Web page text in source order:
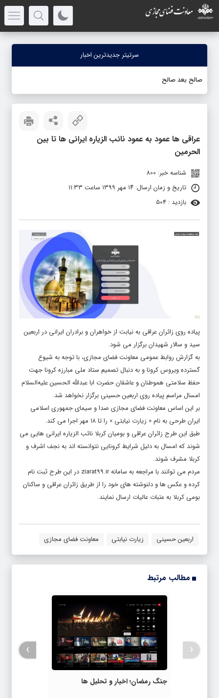
سرتیتر جدیدترین اخبار
صالح بعد صالح
عراقی ها عمود به عمود نائب الزیاره ایرانی ها تا بین
الحرمین
شناسه خبر: 800
تاریخ و زمان ارسال: ۱۴ مهر ۱۳۹۹ ساعت ۱۱:۳۳
بازدید : 504
پیاده روی زائران عراقی به نیابت از خواهران و برادران ایرانی در اربعین
سید و سالار شهیدان برگزار می شود.
به گزارش روابط عمومی معاونت فضای مجازی، با توجه به شیوع
گسترده ویروس کرونا و به دنبال تصمیم ستاد ملی مبارزه کرونا جهت
حفظ سلامتی هموطنان و عاشقان حضرت ابا عبدالله الحسین علیه‌السلام
امسال مراسم پیاده روی اربعین حسینی برگزار نخواهد شد.
بر این اساس معاونت فضای مجازی صدا و سیمای جمهوری اسلامی
ایران طرحی به نام « زیارت نیابتی » را تا ۱۸ مهر اجرا می کند.
طبق این طرح زائران عراقی و بومیان کربلا نائب الزیاره ایرانی هایی می
شوند که امسال به دلیل شرایط کرونایی نتوانسته اند به نجف اشرف و
کربلا مشرف شوند.
مردم می توانند با مراجعه به سامانهziarat99.ir در این طرح ثبت نام
کرده و عکس ها و دلنوشته های خود را از طریق زائران عراقی و ساکنان
بومی کربلا به عتبات عالیات ارسال نمایند.
اربعین حسینی زیارت نیابتی معاونت فضای مجازی
مطالب مرتبط
جنگ رمضان؛ اخبار و تحلیل ها
‹
›